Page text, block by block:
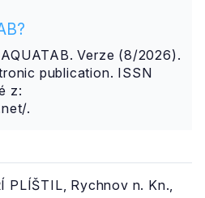
AQUATAB. Verze (8/2026).
publication. ISSN
z:
.
Rychnov n. Kn.,